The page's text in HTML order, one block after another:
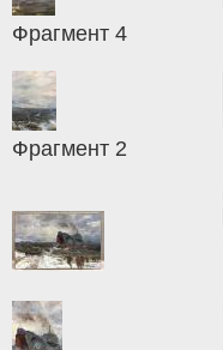
Фрагмент 4
Фрагмент 2